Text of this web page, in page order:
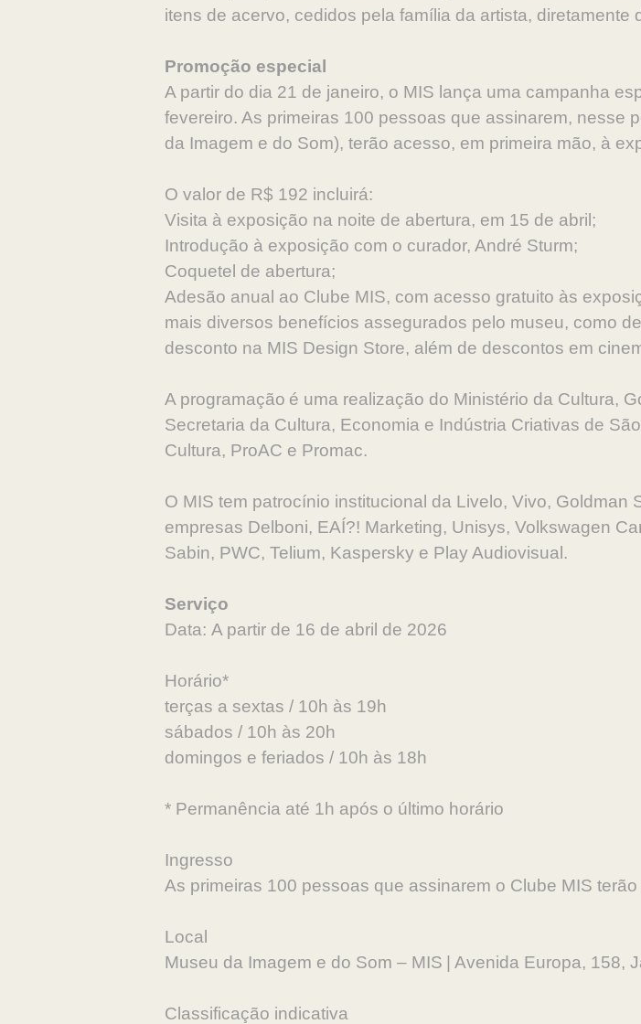
itens de acervo, cedidos pela família da artista, diretamente
Promoção especial
A partir do dia 21 de janeiro, o MIS lança uma campanha
fevereiro. As primeiras 100 pessoas que assinarem, nesse
da Imagem e do Som), terão acesso, em primeira mão, à
O valor de R$ 192 incluirá:
Visita à exposição na noite de abertura, em 15 de abril;
Introdução à exposição com o curador, André Sturm;
Coquetel de abertura;
Adesão anual ao Clube MIS, com acesso gratuito às
mais diversos benefícios assegurados pelo museu, como
desconto na MIS Design Store, além de descontos em
A programação é uma realização do Ministério da Cultura,
Secretaria da Cultura, Economia e Indústria Criativas de
Cultura, ProAC e Promac.
O MIS tem patrocínio institucional da Livelo, Vivo,
empresas Delboni, EAÍ?! Marketing, Unisys, Volkswagen
Sabin, PWC, Telium, Kaspersky e Play Audiovisual.
Serviço
Data: A partir de 16 de abril de 2026
Horário*
terças a sextas / 10h às 19h
sábados / 10h às 20h
domingos e feriados / 10h às 18h
* Permanência até 1h após o último horário
Ingresso
As primeiras 100 pessoas que assinarem o Clube MIS
Local
Museu da Imagem e do Som – MIS | Avenida Europa, 158,
Classificação indicativa